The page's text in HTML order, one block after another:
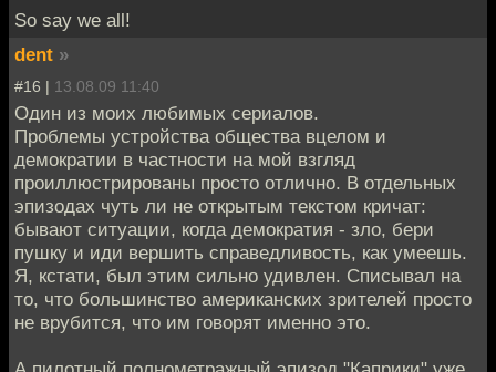
So say we all!
dent »
#16 | 13.08.09 11:40
Один из моих любимых сериалов.
Проблемы устройства общества вцелом и
демократии в частности на мой взгляд
проиллюстрированы просто отлично. В отдельных
эпизодах чуть ли не открытым текстом кричат:
бывают ситуации, когда демократия - зло, бери
пушку и иди вершить справедливость, как умеешь.
Я, кстати, был этим сильно удивлен. Списывал на
то, что большинство американских зрителей просто
не врубится, что им говорят именно это.